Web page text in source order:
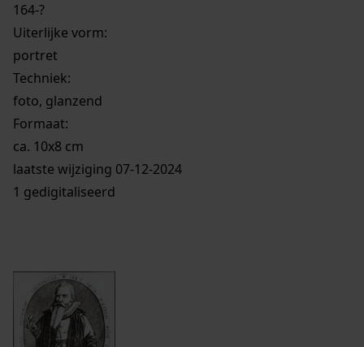
164-?
Uiterlijke vorm:
portret
Techniek:
foto, glanzend
Formaat:
ca. 10x8 cm
laatste wijziging 07-12-2024
1 gedigitaliseerd